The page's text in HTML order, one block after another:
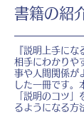
書籍の紹
『説明上手にな
相手にわかりや
事や人間関係が
した一冊です。
「説明のコツ
るようになる方